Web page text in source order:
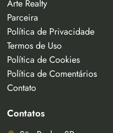
Arte Realty
Parceira
Política de Privacidade
Termos de Uso
Política de Cookies
Política de Comentários
Contato
Contatos